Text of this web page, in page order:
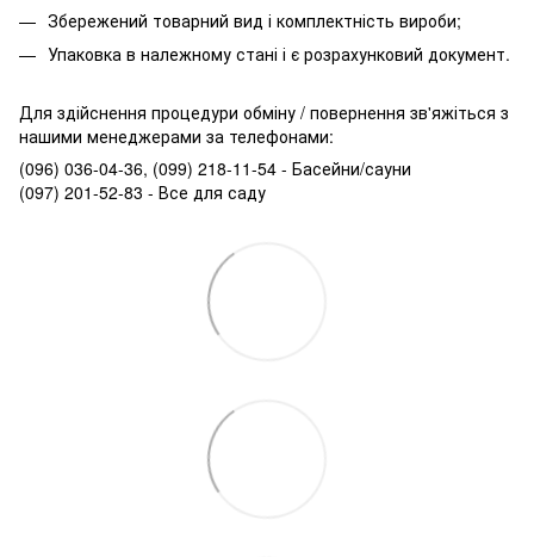
Збережений товарний вид і комплектність вироби;
Упаковка в належному стані і є розрахунковий документ.
Для здійснення процедури обміну / повернення зв'яжіться з
нашими менеджерами за телефонами:
(096) 036-04-36, (099) 218-11-54 - Басейни/сауни
(097) 201-52-83 - Все для саду